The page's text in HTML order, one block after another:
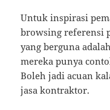
Untuk inspirasi
browsing referensi
yang berguna
mereka punya
Boleh jadi acuan
jasa kontraktor.